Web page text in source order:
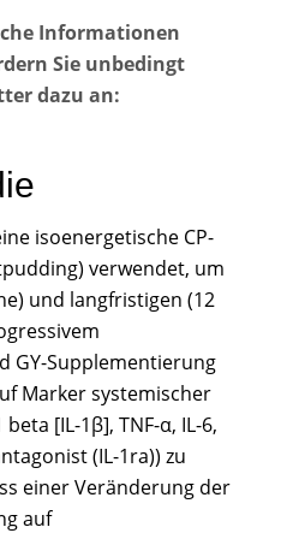
Informationen
Sie unbedingt
dazu an:
isoenergetische CP-
verwendet, um
und langfristigen (12
GY-Supplementierung
Marker systemischer
[IL-1β], TNF-α, IL-6,
(IL-1ra)) zu
einer Veränderung der
auf